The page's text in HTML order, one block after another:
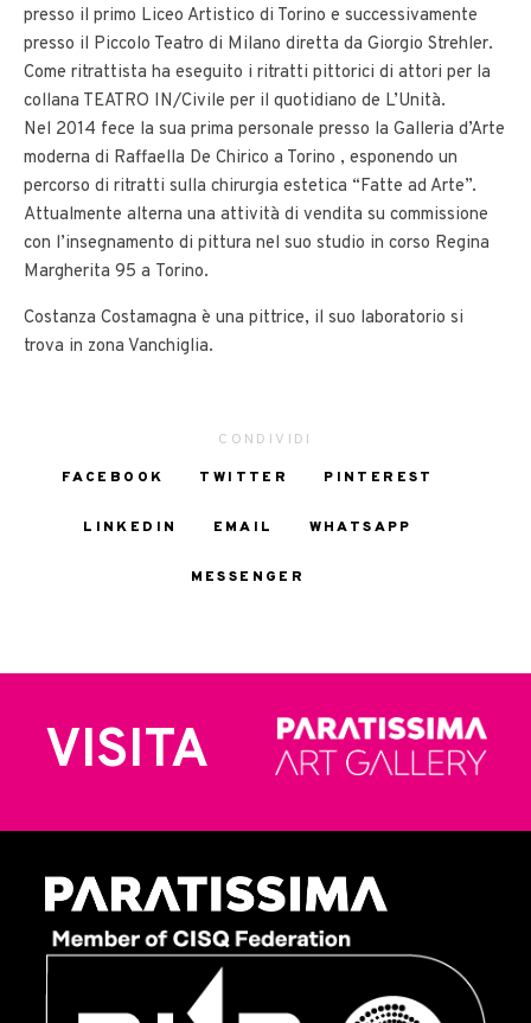
presso il primo Liceo Artistico di Torino e successivamente
presso il Piccolo Teatro di Milano diretta da Giorgio Strehler.
Come ritrattista ha eseguito i ritratti pittorici di attori per la
collana TEATRO IN/Civile per il quotidiano de L’Unità.
Nel 2014 fece la sua prima personale presso la Galleria d’Arte
moderna di Raffaella De Chirico a Torino , esponendo un
percorso di ritratti sulla chirurgia estetica “Fatte ad Arte”.
Attualmente alterna una attività di vendita su commissione
con l’insegnamento di pittura nel suo studio in corso Regina
Margherita 95 a Torino.
Costanza Costamagna è una pittrice, il suo laboratorio si
trova in zona Vanchiglia.
CONDIVIDI
FACEBOOK
TWITTER PINTEREST
LINKEDIN EMAIL WHATSAPP
MESSENGER
VISITA